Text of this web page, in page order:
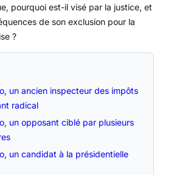
pourquoi est-il visé par la justice, et
de son exclusion pour la
?
un ancien inspecteur des impôts
radical
un opposant ciblé par plusieurs
un candidat à la présidentielle